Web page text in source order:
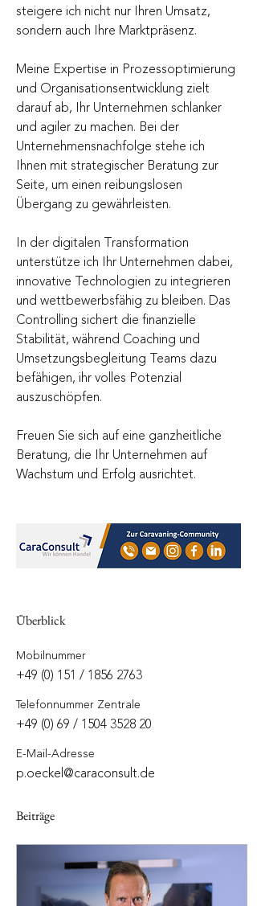
steigere ich nicht nur Ihren Umsatz,
sondern auch Ihre Marktpräsenz.
Meine Expertise in Prozessoptimierung
und Organisationsentwicklung zielt
darauf ab, Ihr Unternehmen schlanker
und agiler zu machen. Bei der
Unternehmensnachfolge stehe ich
Ihnen mit strategischer Beratung zur
Seite, um einen reibungslosen
Übergang zu gewährleisten.
In der digitalen Transformation
unterstütze ich Ihr Unternehmen dabei,
innovative Technologien zu integrieren
und wettbewerbsfähig zu bleiben. Das
Controlling sichert die finanzielle
Stabilität, während Coaching und
Umsetzungsbegleitung Teams dazu
befähigen, ihr volles Potenzial
auszuschöpfen.
Freuen Sie sich auf eine ganzheitliche
Beratung, die Ihr Unternehmen auf
Wachstum und Erfolg ausrichtet.
Überblick
Mobilnummer
+49 (0) 151 / 1856 2763
Telefonnummer Zentrale
+49 (0) 69 / 1504 3528 20
E-Mail-Adresse
p.oeckel@caraconsult.de
Beiträge